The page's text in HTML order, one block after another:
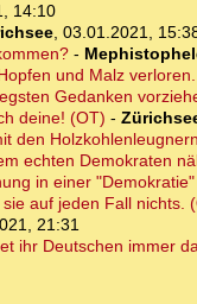
14:10
, 03.01.2021,
-
und Malz
Gedanken
deine! (OT) -
den
echten Demokraten
in einer
auf jeden Fall nichts.
21:31
ihr Deutschen immer